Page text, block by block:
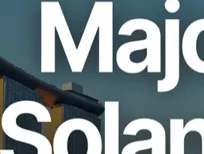
Países Bajos; CEO:
DAO, que operan ERPC,
de Solana en la región
una importante expansión. Después
la región se ha
reforzados.
soporte continuo.